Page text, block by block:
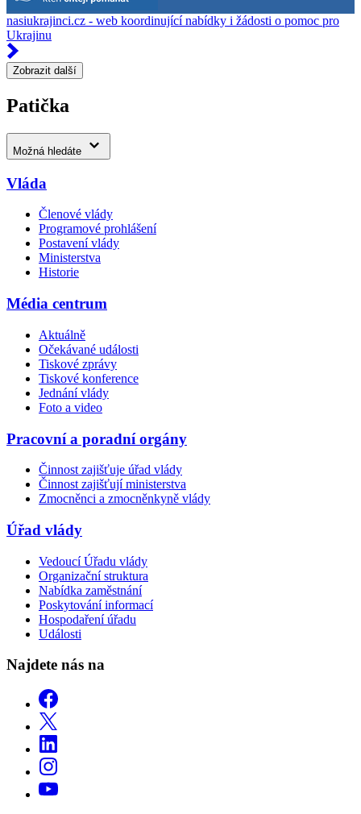
nasiukrajinci.cz - web koordinující nabídky i žádosti o pomoc pro
Ukrajinu
Zobrazit další
Patička
Možná hledáte
Vláda
Členové vlády
Programové prohlášení
Postavení vlády
Ministerstva
Historie
Média centrum
Aktuálně
Očekávané události
Tiskové zprávy
Tiskové konference
Jednání vlády
Foto a video
Pracovní a poradní orgány
Činnost zajišťuje úřad vlády
Činnost zajišťují ministerstva
Zmocněnci a zmocněnkyně vlády
Úřad vlády
Vedoucí Úřadu vlády
Organizační struktura
Nabídka zaměstnání
Poskytování informací
Hospodaření úřadu
Události
Najdete nás na